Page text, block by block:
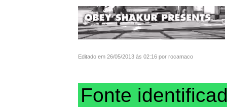
Editado em 26/05/2013 às 02:16 por rocamaco
Fonte